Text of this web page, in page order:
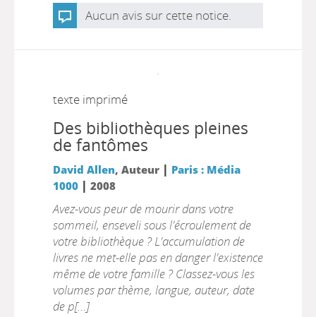
Aucun avis sur cette notice.
texte imprimé
Des bibliothèques pleines
de fantômes
David Allen, Auteur | Paris : Média
1000| 2008
Avez-vous peur de mourir dans votre
sommeil, enseveli sous l'écroulement de
votre bibliothèque ? L'accumulation de
livres ne met-elle pas en danger l'existence
même de votre famille ? Classez-vous les
volumes par thème, langue, auteur, date
de p[...]